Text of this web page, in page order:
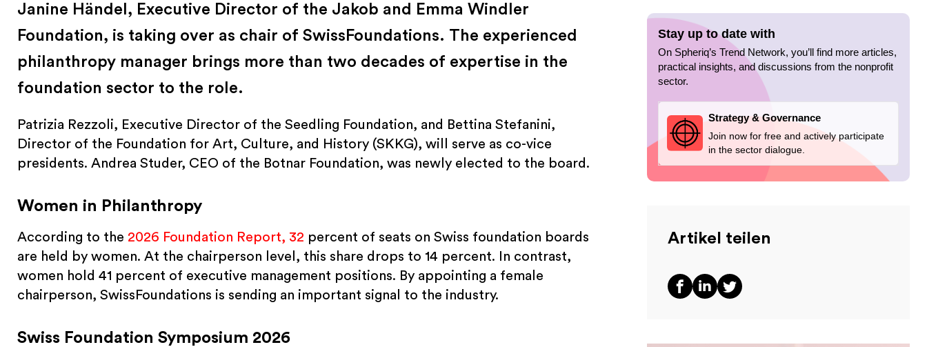
Janine Händel, Executive Director of the Jakob and Emma Windler
Foundation, is taking over as chair of SwissFoundations. The experienced
philanthropy manager brings more than two decades of expertise in the
foundation sector to the role.
Patrizia Rezzoli, Executive Director of the Seedling Foundation, and Bettina Stefanini,
Director of the Foundation for Art, Culture, and History (SKKG), will serve as co-vice
presidents. Andrea Studer, CEO of the Botnar Foundation, was newly elected to the board.
Women in Philanthropy
According to the 2026 Foundation Report, 32 percent of seats on Swiss foundation boards
are held by women. At the chairperson level, this share drops to 14 percent. In contrast,
women hold 41 percent of executive management positions. By appointing a female
chairperson, SwissFoundations is sending an important signal to the industry.
Swiss Foundation Symposium 2026
Stay up to date with
On Spheriq’s Trend Network, you’ll find more articles,
practical insights, and discussions from the nonprofit
sector.
Strategy & Governance
Join now for free and actively participate
in the sector dialogue.
Artikel teilen